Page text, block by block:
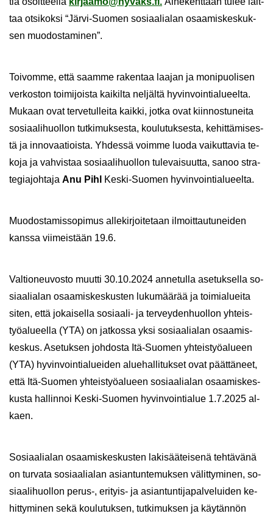
taa ot­si­kok­si “Järvi-​Suomen so­si­aa­lia­lan osaa­mis­kes­kuk­
sen muo­dos­ta­mi­nen”.
Toi­vom­me, että saam­me ra­ken­taa laa­jan ja mo­ni­puo­li­sen
ver­kos­ton toi­mi­jois­ta kai­kil­ta nel­jäl­tä hy­vin­voin­tia­lu­eel­ta.
Mu­kaan ovat ter­ve­tul­lei­ta kaik­ki, jotka ovat kiin­nos­tu­nei­ta
so­si­aa­li­huol­lon tut­ki­muk­ses­ta, kou­lu­tuk­ses­ta, ke­hit­tä­mi­ses­
tä ja in­no­vaa­tiois­ta. Yh­des­sä voim­me luoda vai­kut­ta­via te­
ko­ja ja vah­vis­taa so­si­aa­li­huol­lon tu­le­vai­suut­ta, sanoo stra­
te­gia­joh­ta­ja Anu Pihl Keski-​Suomen hy­vin­voin­tia­lu­eel­ta.
Muo­dos­ta­mis­so­pi­mus al­le­kir­joi­te­taan il­moit­tau­tu­nei­den
kans­sa vii­meis­tään 19.6.
Val­tio­neu­vos­to muut­ti 30.10.2024 an­ne­tul­la ase­tuk­sel­la so­
si­aa­lia­lan osaa­mis­kes­kus­ten lu­ku­mää­rää ja toi­mia­luei­ta
siten, että jo­kai­sel­la sosiaali-​ ja ter­vey­den­huol­lon yh­teis­
työ­alu­eel­la (YTA) on jat­kos­sa yksi so­si­aa­lia­lan osaa­mis­
kes­kus. Ase­tuk­sen joh­dos­ta Itä-​Suomen yh­teis­työ­alu­een
(YTA) hy­vin­voin­tia­luei­den alue­hal­li­tuk­set ovat päät­tä­neet,
että Itä-​Suomen yh­teis­työ­alu­een so­si­aa­lia­lan osaa­mis­kes­
kus­ta hal­lin­noi Keski-​Suomen hy­vin­voin­tia­lue 1.7.2025 al­
kaen.
So­si­aa­lia­lan osaa­mis­kes­kus­ten la­ki­sää­tei­se­nä teh­tä­vä­nä
on tur­va­ta so­si­aa­lia­lan asian­tun­te­muk­sen vä­lit­ty­mi­nen, so­
si­aa­li­huol­lon perus-​, erityis-​ ja asian­tun­ti­ja­pal­ve­lui­den ke­
hit­ty­mi­nen sekä kou­lu­tuk­sen, tut­ki­muk­sen ja käy­tän­nön